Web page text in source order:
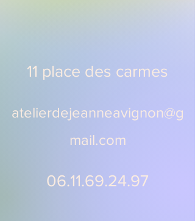
11 place des carmes
atelierdejeanneavignon@g
mail.com
06.11.69.24.97